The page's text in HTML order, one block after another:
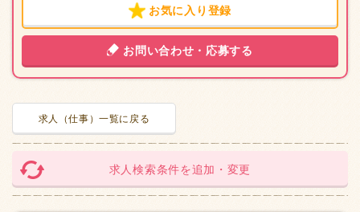
お気に入り登録
お問い合わせ・応募する
求人（仕事）一覧に戻る
求人検索条件を追加・変更